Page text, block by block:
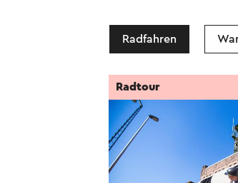
Radfahren
Radtour